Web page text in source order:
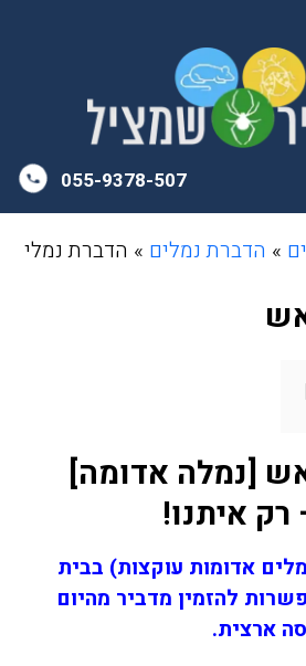
055-9378-507
» הדברת נמלים » הדברת נמלי
[נמלה אדומה]
איתנו!
אדומות עוקצות) בבית
להזמין מדביר מהיום
ארצית.